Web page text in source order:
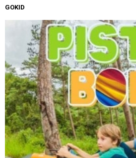
GOKID